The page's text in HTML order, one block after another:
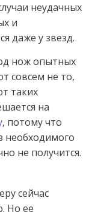
неудачных
и
даже у звезд.
нож опытных
совсем не то,
таких
на
, потому что
необходимого
не получится.
сейчас
Но ее